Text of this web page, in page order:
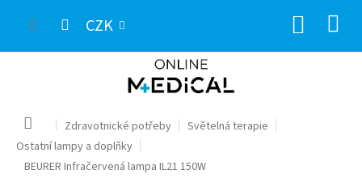
CZK
Domů Zdravotnické potřeby
Světelná terapie
Ostatní lampy a doplňky
BEURER Infračervená lampa IL21 150W